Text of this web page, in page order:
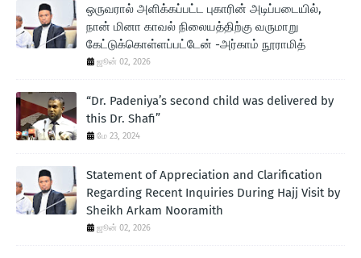
ஒருவரால் அளிக்கப்பட்ட புகாரின் அடிப்படையில்,
நான் மினா காவல் நிலையத்திற்கு வருமாறு
கேட்டுக்கொள்ளப்பட்டேன் -அர்காம் நூராமித்
ஜூன் 02, 2026
“Dr. Padeniya’s second child was delivered by
this Dr. Shafi”
மே 23, 2024
Statement of Appreciation and Clarification
Regarding Recent Inquiries During Hajj Visit by
Sheikh Arkam Nooramith
ஜூன் 02, 2026